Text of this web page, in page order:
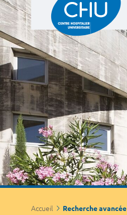
Accueil Recherche avancée